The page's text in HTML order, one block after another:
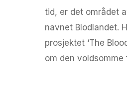
tid, er det området
navnet Blodlandet.
prosjektet ‘The
om den